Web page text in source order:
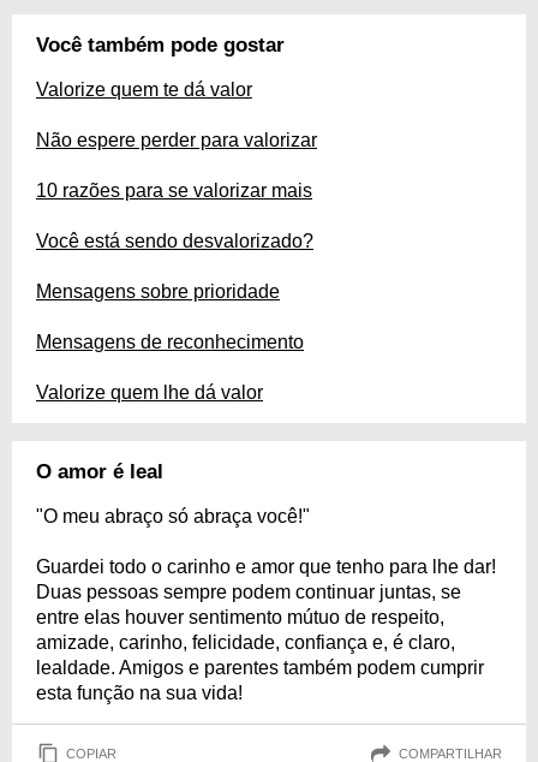
Você também pode gostar
Valorize quem te dá valor
Não espere perder para valorizar
10 razões para se valorizar mais
Você está sendo desvalorizado?
Mensagens sobre prioridade
Mensagens de reconhecimento
Valorize quem lhe dá valor
O amor é leal
"O meu abraço só abraça você!"
Guardei todo o carinho e amor que tenho para lhe dar!
Duas pessoas sempre podem continuar juntas, se
entre elas houver sentimento mútuo de respeito,
amizade, carinho, felicidade, confiança e, é claro,
lealdade. Amigos e parentes também podem cumprir
esta função na sua vida!
COPIAR COMPARTILHAR